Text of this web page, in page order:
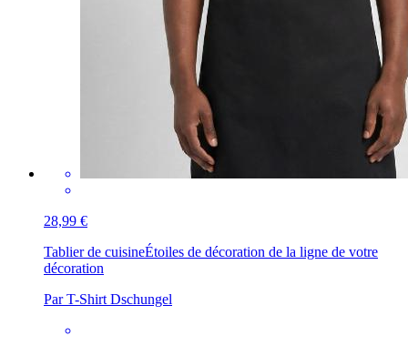
28,99 €
Tablier de cuisineÉtoiles de décoration de la ligne de votre
décoration
Par T-Shirt Dschungel